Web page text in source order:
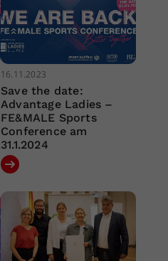
16.11.2023
Save the date:
Advantage Ladies –
FE&MALE Sports
Conference am
31.1.2024